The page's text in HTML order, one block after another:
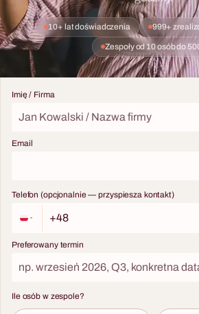
Warsztaty Survivalu
Survival lub misja bojowa.
Integracja, w której nie da się
10+ lat doświadczenia 999+
Zespoły od 10 osób do
Imię / Firma
Email
Telefon (opcjonalnie — przyspiesza kontakt)
Preferowany termin
Ile osób w zespole?